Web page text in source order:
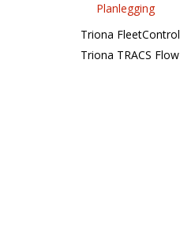
Planlegging
Triona FleetControl
Triona TRACS Flow